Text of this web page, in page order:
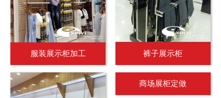
服装展示柜加工 裤子展示柜
商场展柜定做